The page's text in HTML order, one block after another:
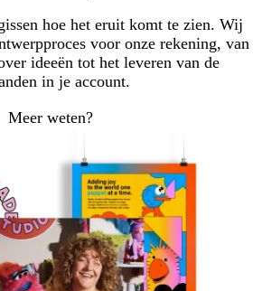
hoe het eruit komt te zien. Wij
voor onze rekening, van
ideeën tot het leveren van de
in je account.
Meer weten?